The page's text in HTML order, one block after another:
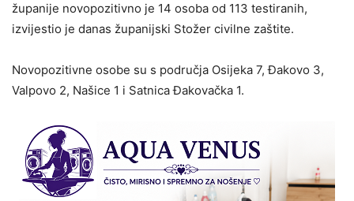
županije novopozitivno je 14 osoba od 113 testiranih,
izvijestio je danas županijski Stožer civilne zaštite.
Novopozitivne osobe su s područja Osijeka 7, Đakovo 3,
Valpovo 2, Našice 1 i Satnica Đakovačka 1.